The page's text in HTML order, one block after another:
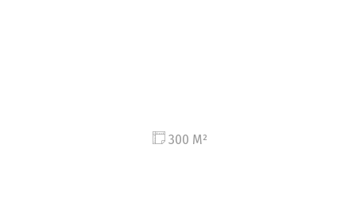
300 M²